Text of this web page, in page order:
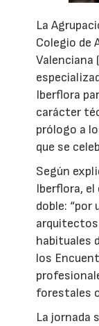
La
Colegio de
Valenciana
Iberflora
carácter
prólogo a
que se
Según
Iberflora,
doble: “por
habituales
los
forestales
La jornada